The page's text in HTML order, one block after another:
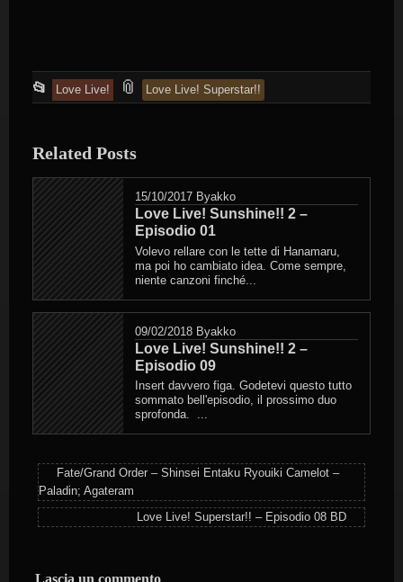
📂 This
entry
posted
in
Love Live! 📎 and
Love Live! Superstar!!
Related Posts
15/10/2017 Byakko
Love Live! Sunshine!! 2 –
Episodio 01
Volevo rellare con le tette di Hanamaru,
ma poi ho cambiato idea. Come sempre,
niente canzoni finché...
09/02/2018 Byakko
Love Live! Sunshine!! 2 –
Episodio 09
Insert davvero figa. Godetevi questo tutto
sommato bell'episodio, il prossimo duo
sprofonda. ...
Fate/Grand Order – Shinsei Entaku Ryouiki Camelot –
Paladin; Agateram
Love Live! Superstar!! – Episodio 08 BD
Lascia un commento